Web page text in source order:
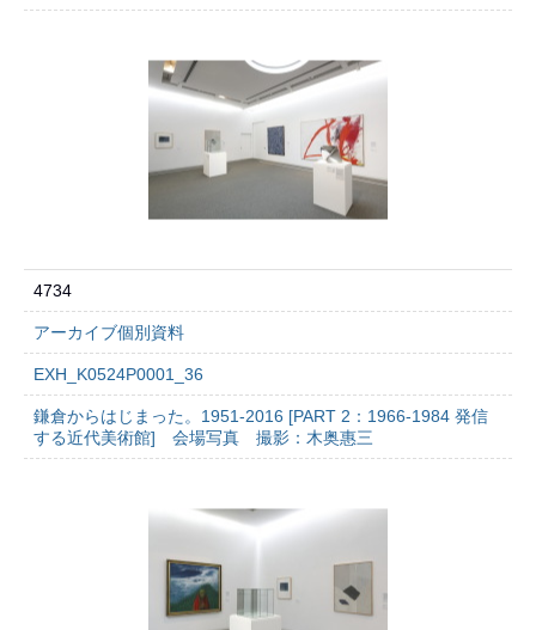
4734
アーカイブ個別資料
EXH_K0524P0001_36
鎌倉からはじまった。1951-2016 [PART 2：1966-1984 発信
する近代美術館] 会場写真 撮影：木奥惠三